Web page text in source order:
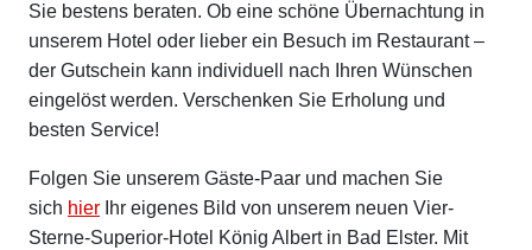
Sie bestens beraten. Ob eine schöne Übernachtung in
unserem Hotel oder lieber ein Besuch im Restaurant –
der Gutschein kann individuell nach Ihren Wünschen
eingelöst werden. Verschenken Sie Erholung und
besten Service!
Folgen Sie unserem Gäste-Paar und machen Sie
sich hier Ihr eigenes Bild von unserem neuen Vier-
Sterne-Superior-Hotel König Albert in Bad Elster. Mit